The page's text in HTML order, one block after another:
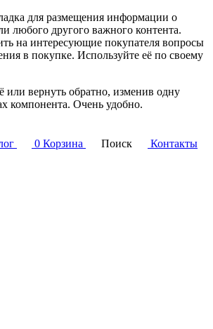
для размещения информации о
любого другого важного контента.
на интересующие покупателя вопросы
в покупке. Используйте её по своему
или вернуть обратно, изменив одну
компонента. Очень удобно.
0 Корзина Поиск
Контакты